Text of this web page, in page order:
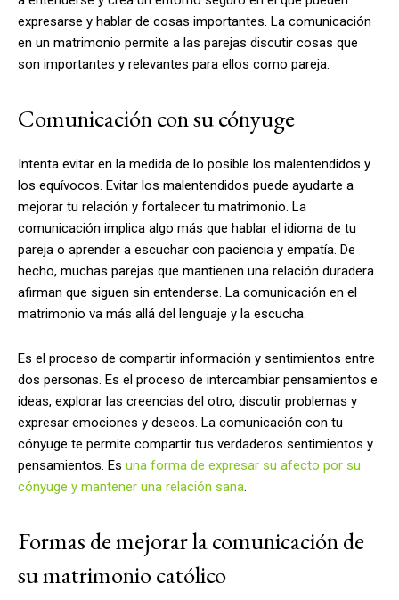
expresarse y hablar de cosas importantes. La comunicación
en un matrimonio permite a las parejas discutir cosas que
son importantes y relevantes para ellos como pareja.
Comunicación con su cónyuge
Intenta evitar en la medida de lo posible los malentendidos y
los equívocos. Evitar los malentendidos puede ayudarte a
mejorar tu relación y fortalecer tu matrimonio. La
comunicación implica algo más que hablar el idioma de tu
pareja o aprender a escuchar con paciencia y empatía. De
hecho, muchas parejas que mantienen una relación duradera
afirman que siguen sin entenderse. La comunicación en el
matrimonio va más allá del lenguaje y la escucha.
Es el proceso de compartir información y sentimientos entre
dos personas. Es el proceso de intercambiar pensamientos e
ideas, explorar las creencias del otro, discutir problemas y
expresar emociones y deseos. La comunicación con tu
cónyuge te permite compartir tus verdaderos sentimientos y
pensamientos. Es una forma de expresar su afecto por su
cónyuge y mantener una relación sana
Formas de mejorar la comunicación de
su matrimonio católico